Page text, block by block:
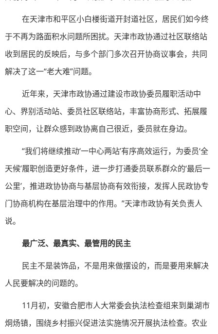
在天津市和平区小白楼街道开封道社区，居民们如今终
于不再为路面积水问题所困扰。天津市政协通过社区联络站
收到居民的反映后，与多个部门多次召开协商议事会，共同
解决了这一“老大难”问题。
近年来，天津市政协通过建设市政协委员履职活动中
心、界别活动站、委员社区联络站，丰富协商形式、拓展履
职空间，让群众感到政协离自己很近，委员就在身边。
“我们将继续推动‘一中心两站’有序高效运行，为委员‘全
天候’履职创造更好条件，进一步打通委员联系群众的‘最后一
公里’，推进政协协商与基层协商有效衔接，发挥人民政协专
门协商机构在基层治理中的作用。”天津市政协有关负责人
说。
最广泛、最真实、最管用的民主
民主不是装饰品，不是用来做摆设的，而是要用来解决
人民要解决的问题的。
11月初，安徽合肥市人大常委会执法检查组来到巢湖市
烔炀镇，围绕乡村振兴促进法实施情况开展执法检查。农业